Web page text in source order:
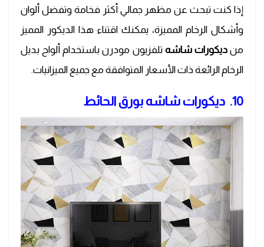
إذا كنت تبحث عن مظهر جمالي أكثر فخامة وتفضل ألوان
وأشكال الرخام المميزة، يمكنك اقتناء هذا الديكور المميز
منديكورات شاشه تلفزيون مودرن باستخدام ألواح بديل
الرخام الرائعة ذات الأسعار المتوافقة مع جميع الميزانيات.
10. ديكورات شاشه بورق الحائط